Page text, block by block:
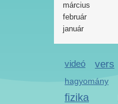
március
február
január
videó vers
hagyomány
fizika